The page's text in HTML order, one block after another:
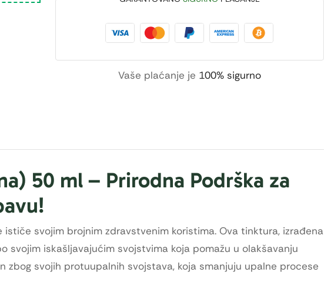
Vaše plaćanje je 100% sigurno
50 ml – Prirodna Podrška za
svojim brojnim zdravstvenim koristima. Ova tinktura, izrađena
svojim iskašljavajućim svojstvima koja pomažu u olakšavanju
zbog svojih protuupalnih svojstava, koja smanjuju upalne procese